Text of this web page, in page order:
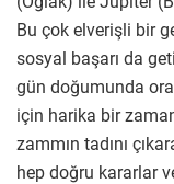
Bu çok elverişli bir
sosyal başarı da
gün doğumunda
için harika bir
zammın tadını
hep doğru kararlar